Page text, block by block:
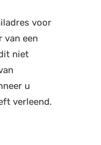
voor
van een
niet
u
verleend.